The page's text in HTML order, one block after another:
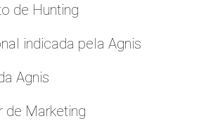
de Hunting
indicada pela Agnis
Agnis
de Marketing